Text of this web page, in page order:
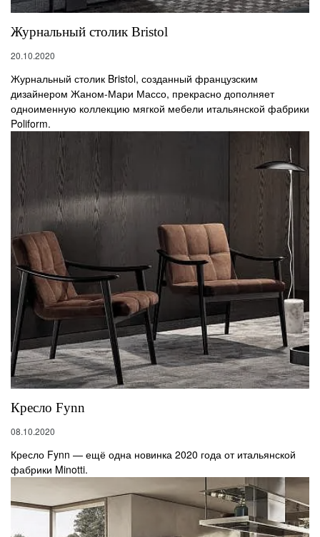
Журнальный столик Bristol
20.10.2020
Журнальный столик Bristol, созданный французским
дизайнером Жаном-Мари Массо, прекрасно дополняет
одноименную коллекцию мягкой мебели итальянской фабрики
Poliform.
Кресло Fynn
08.10.2020
Кресло Fynn — ещё одна новинка 2020 года от итальянской
фабрики Minotti.